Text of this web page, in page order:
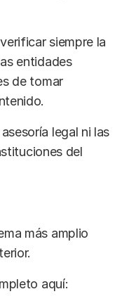
siempre la
entidades
de tomar
legal ni las
del
más amplio
aquí: